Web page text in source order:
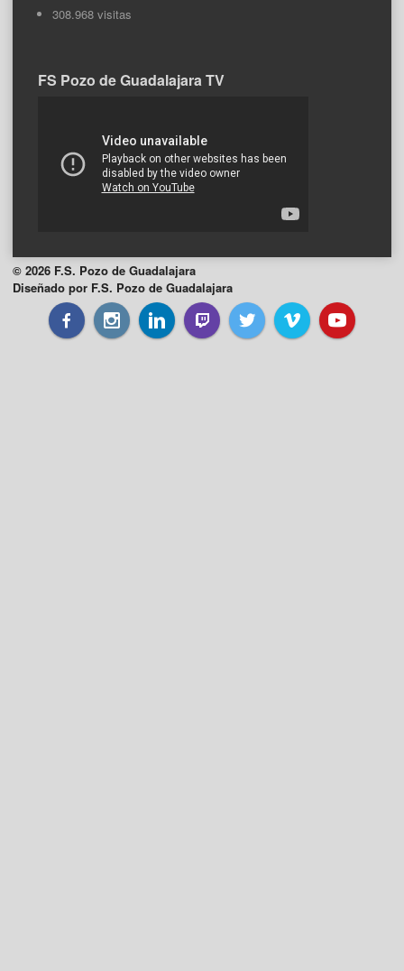
308.968 visitas
FS Pozo de Guadalajara TV
© 2026 F.S. Pozo de Guadalajara
Diseñado por F.S. Pozo de Guadalajara